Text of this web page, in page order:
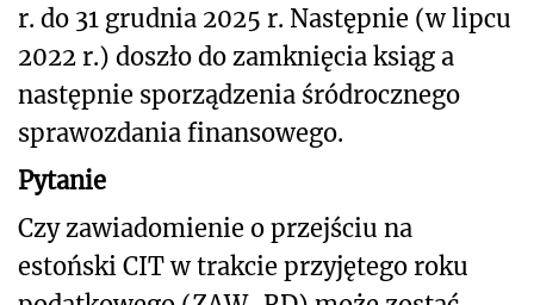
r. do 31 grudnia 2025 r. Następnie (w lipcu
2022 r.) doszło do zamknięcia ksiąg a
następnie sporządzenia śródrocznego
sprawozdania finansowego.
Pytanie
Czy zawiadomienie o przejściu na
estoński CIT w trakcie przyjętego roku